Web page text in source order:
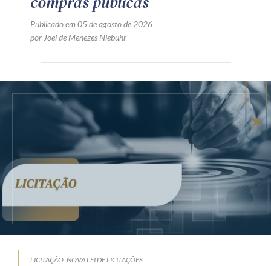
Publicado em 05 de agosto de 2026
por Joel de Menezes Niebuhr
LICITAÇÃO NOVA LEI DE LICITAÇÕES